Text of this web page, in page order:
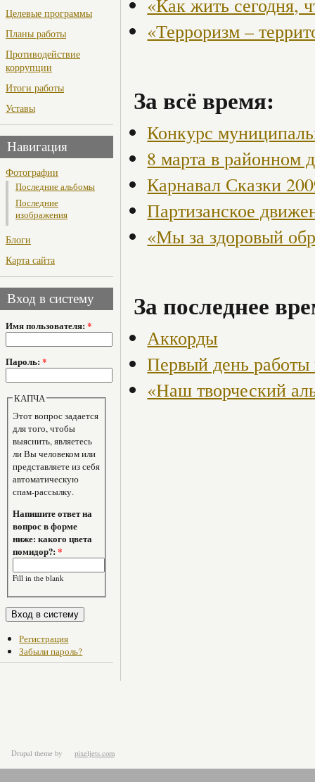
Целевые программы
Планы работы
Противодействие
коррупции
Итоги работы
Уставы
Навигация
Фотографии
Последние альбомы
Последние
изображения
Блоги
Карта сайта
Вход в систему
Имя пользователя: *
Пароль: *
КАПЧА
Этот вопрос задается
для того, чтобы
выяснить, являетесь
ли Вы человеком или
представляете из себя
автоматическую
спам-рассылку.
Напишите ответ на
вопрос в форме
ниже: какого цвета
помидор?:*
Fill in the blank
Регистрация
Забыли пароль?
«Как жить сегодня,
«Терроризм –
За всё время:
Конкурс
8 марта в районном
Карнавал Сказки
Партизанское
«Мы за здоровый
За последнее
Аккорды
Первый день
«Наш творческий
Drupal theme by pixeljets.com